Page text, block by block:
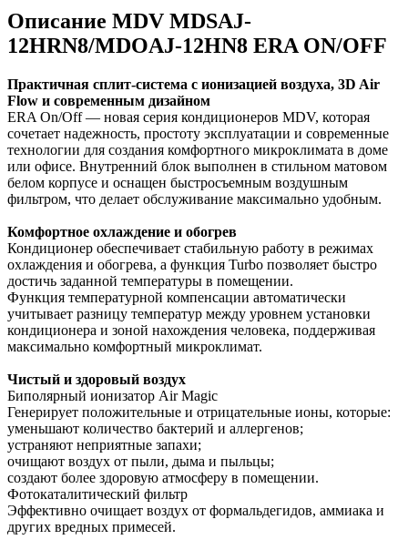
Описание MDV MDSAJ-
12HRN8/MDOAJ-12HN8 ERA ON/OFF
Практичная сплит-система с ионизацией воздуха, 3D Air
Flow и современным дизайном
ERA On/Off — новая серия кондиционеров MDV, которая
сочетает надежность, простоту эксплуатации и современные
технологии для создания комфортного микроклимата в доме
или офисе. Внутренний блок выполнен в стильном матовом
белом корпусе и оснащен быстросъемным воздушным
фильтром, что делает обслуживание максимально удобным.
Комфортное охлаждение и обогрев
Кондиционер обеспечивает стабильную работу в режимах
охлаждения и обогрева, а функция Turbo позволяет быстро
достичь заданной температуры в помещении.
Функция температурной компенсации автоматически
учитывает разницу температур между уровнем установки
кондиционера и зоной нахождения человека, поддерживая
максимально комфортный микроклимат.
Чистый и здоровый воздух
Биполярный ионизатор Air Magic
Генерирует положительные и отрицательные ионы, которые:
уменьшают количество бактерий и аллергенов;
устраняют неприятные запахи;
очищают воздух от пыли, дыма и пыльцы;
создают более здоровую атмосферу в помещении.
Фотокаталитический фильтр
Эффективно очищает воздух от формальдегидов, аммиака и
других вредных примесей.